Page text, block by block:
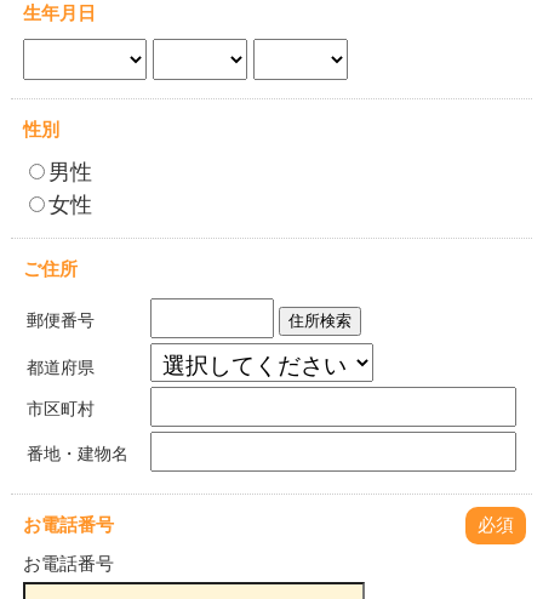
生年月日
性別
男性
女性
ご住所
郵便番号 住所検索
都道府県
市区町村
番地・建物名
お電話番号
必須
お電話番号